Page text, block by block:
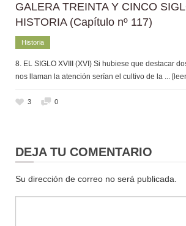
GALERA TREINTA Y CINCO
HISTORIA (Capítulo nº 117)
Historia
8. EL SIGLO XVIII (XVI) Si hubiese que destacar
nos llaman la atención serían el cultivo de la ...
3 0
DEJA TU COMENTARIO
Su dirección de correo no será publicada.